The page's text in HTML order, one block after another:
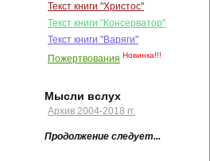
Текст книги "Христос"
Текст книги "Консерватор"
Текст книги "Варяги"
Пожертвования Новинка!!!
Мысли вслух
Архив 2004-2018 гг.
Продолжение следует...